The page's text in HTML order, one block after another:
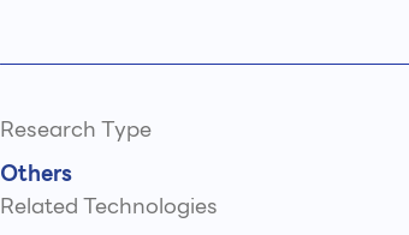
Research Type
Others
Related Technologies